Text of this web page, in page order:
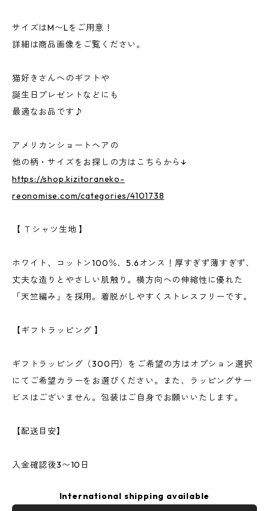
サイズはM〜Lをご用意！
詳細は商品画像をご覧ください。
猫好きさんへのギフトや
誕生日プレゼントなどにも
最適なお品です♪
アメリカンショートヘアの
他の柄・サイズをお探しの方はこちらから↓
https://shop.kizitoraneko-
reonomise.com/categories/4101738
【 Ｔシャツ生地 】
ホワイト、コットン100％、5.6オンス！厚すぎず薄すぎず、
丈夫な造りとやさしい肌触り。横方向への伸縮性に優れた
「天竺編み」を採用。着脱がしやすくストレスフリーです。
【ギフトラッピング 】
ギフトラッピング（300円）をご希望の方はオプション選択
にてご希望カラーをお選びください。また、ラッピングサー
ビスはございません。包装はご自身でお願いいたします。
【配送目安】
入金確認後3〜10日
International shipping available